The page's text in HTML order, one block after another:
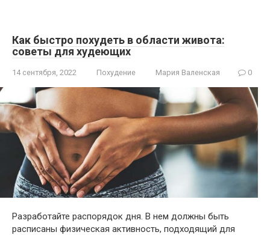
Как быстро похудеть в области живота:
советы для худеющих
14 сентября, 2022 Похудение Мария Валенская 0
Разработайте распорядок дня. В нем должны быть
расписаны физическая активность, подходящий для